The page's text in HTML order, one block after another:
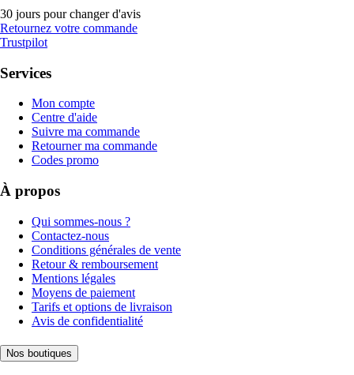
30 jours pour changer d'avis
Retournez votre commande
Trustpilot
Services
Mon compte
Centre d'aide
Suivre ma commande
Retourner ma commande
Codes promo
À propos
Qui sommes-nous ?
Contactez-nous
Conditions générales de vente
Retour & remboursement
Mentions légales
Moyens de paiement
Tarifs et options de livraison
Avis de confidentialité
Nos boutiques